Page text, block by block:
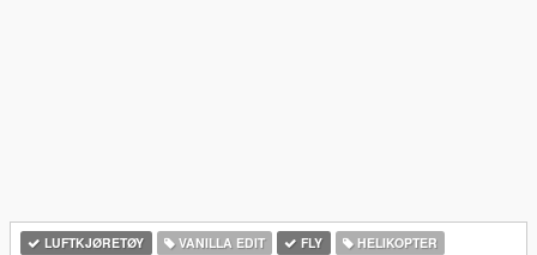
LUFTKJØRETØY VANILLA EDIT FLY
HELIKOPTER